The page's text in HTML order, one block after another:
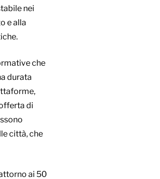
nei
e alla
che
durata
di
città, che
ai 50